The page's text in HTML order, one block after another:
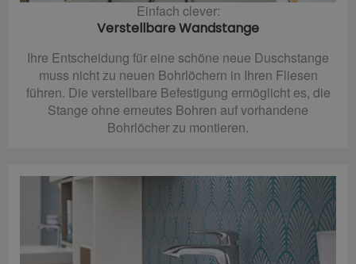
Einfach clever:
Verstellbare Wandstange
Ihre Entscheidung für eine schöne neue Duschstange
muss nicht zu neuen Bohrlöchern in Ihren Fliesen
führen. Die verstellbare Befestigung ermöglicht es, die
Stange ohne erneutes Bohren auf vorhandene
Bohrlöcher zu montieren.